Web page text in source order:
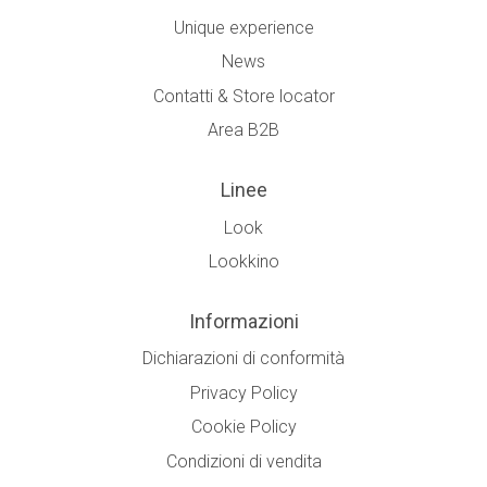
Unique experience
News
Contatti & Store locator
Area B2B
Linee
Look
Lookkino
Informazioni
Dichiarazioni di conformità
Privacy Policy
Cookie Policy
Condizioni di vendita